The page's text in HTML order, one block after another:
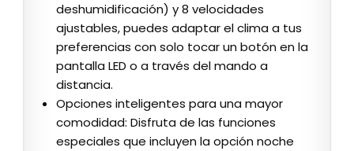
deshumidificación) y 8 velocidades
ajustables, puedes adaptar el clima a tus
preferencias con solo tocar un botón en la
pantalla LED o a través del mando a
distancia.
Opciones inteligentes para una mayor
comodidad: Disfruta de las funciones
especiales que incluyen la opción noche